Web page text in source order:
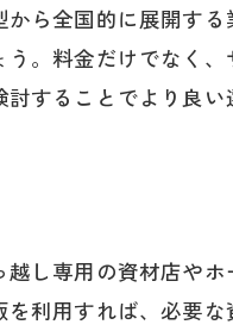
ら全国的に展開する
。料金だけでなく、
することでより良い
し専用の資材店やホ
利用すれば、必要な